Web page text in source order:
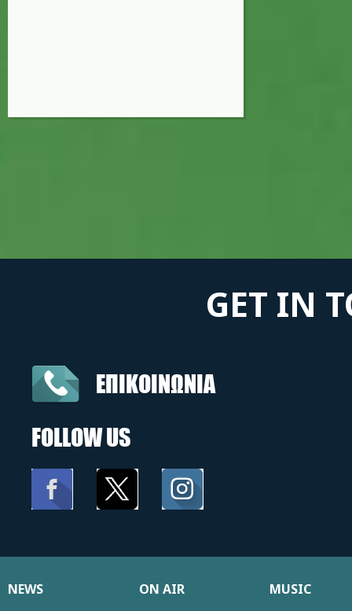
GET IN
ΕΠΙΚΟΙΝΩΝΙΑ
FOLLOW US
NEWS ON AIR
MUSIC